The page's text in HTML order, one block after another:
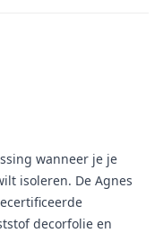
wanneer je je
isoleren. De Agnes
decorfolie en